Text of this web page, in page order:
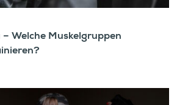
Welche Muskelgruppen